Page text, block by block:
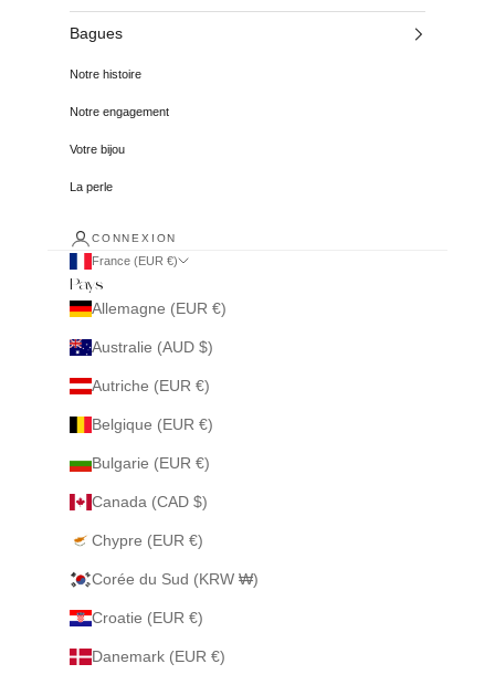
Bagues
Notre histoire
Notre engagement
Votre bijou
La perle
CONNEXION
France (EUR €)
Pays
Allemagne (EUR €)
Australie (AUD $)
Autriche (EUR €)
Belgique (EUR €)
Bulgarie (EUR €)
Canada (CAD $)
Chypre (EUR €)
Corée du Sud (KRW ₩)
Croatie (EUR €)
Danemark (EUR €)